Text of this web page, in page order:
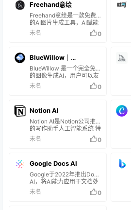
文、日语等40+种语言，同
时也支持上海话、广东话等
各地方言。目前所有音色均
可免费体验，
Win/Mac/iOS/Android版本
实时变声，还为声音从业者
打造了音色转换工具、音色
定制等等；为内容创作…
Freehand意绘
Freehand意绘是一款免费
的AI图片生成工具，AI赋能
创作使用一句话就可以让AI
帮你生成图片，而且支持中
很小，生成的质量效果很一
般，优点是使用无需注册登
录，不过避免滥用每天有使
用次数限制
未名 0
BlueWillow｜
MidJourney AI的免费替
代品
BlueWillow 是一个完全免费
的图像生成AI，用户可以友
好且免费访问。 图像生成器
机器人只能通过Discord 访
您可以在其中一个“新手”机
器人频道中输入文本提示，
方法是先键入“/imagine”。
机器人将在一分钟内输出四
张图像。
未名 0
Notion AI
Notion AI是Notion公司推出
的写作助手人工智能系统 特
征： 集成在Notion文档工具
中，可以帮助用户提升写作
改写句子等。 可以提供相关
话题知识，辅助用户编写各
类文档。 拥有摘要整合功
能，可以将分散信息整合为
大纲。 具备关键词提取和情
未名 0
Google Docs AI
Google于2022年推出Docs
AI，将AI能力应用于文档处
理，助力用户更高效地创作
和协作。 它提供写作建议和
未名 0